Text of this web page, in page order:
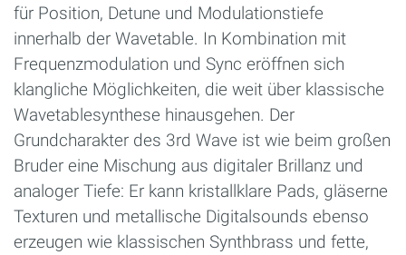
für Position, Detune und Modulationstiefe
innerhalb der Wavetable. In Kombination mit
Frequenzmodulation und Sync eröffnen sich
klangliche Möglichkeiten, die weit über klassische
Wavetablesynthese hinausgehen. Der
Grundcharakter des 3rd Wave ist wie beim großen
Bruder eine Mischung aus digitaler Brillanz und
analoger Tiefe: Er kann kristallklare Pads, gläserne
Texturen und metallische Digitalsounds ebenso
erzeugen wie klassischen Synthbrass und fette,